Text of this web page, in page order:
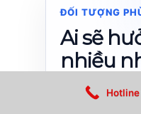
ĐỐI TƯỢNG
Ai sẽ
nhiều